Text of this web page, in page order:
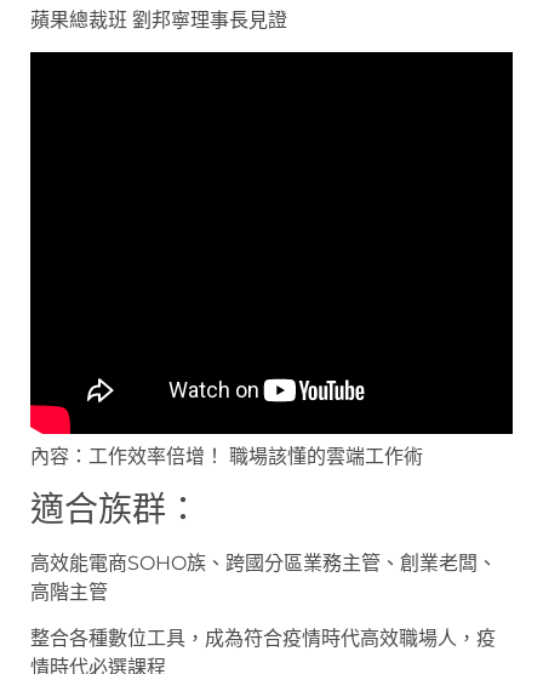
蘋果總裁班 劉邦寧理事長見證
內容：工作效率倍增！ 職場該懂的雲端工作術
適合族群：
高效能電商SOHO族、跨國分區業務主管、創業老闆、
高階主管
整合各種數位工具，成為符合疫情時代高效職場人，疫
情時代必選課程